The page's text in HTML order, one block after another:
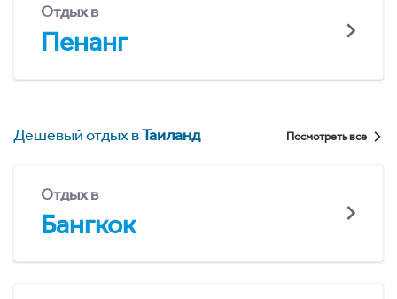
Отдых в
Пенанг
Дешевый отдых вТаиланд Посмотреть все
Отдых в
Бангкок